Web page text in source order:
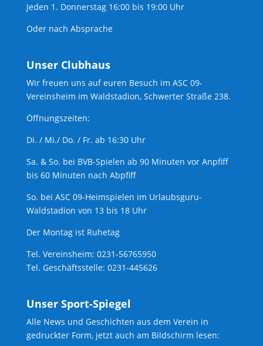
Jeden 1. Donnerstag 16:00 bis 19:00 Uhr
Oder nach Absprache
Unser Clubhaus
Wir freuen uns auf euren Besuch im ASC 09-
Vereinsheim im Waldstadion, Schwerter Straße 238.
Öffnungszeiten:
Di. / Mi./ Do. / Fr. ab 16:30 Uhr
Sa. & So. bei BVB-Spielen ab 90 Minuten vor Anpfiff
bis 60 Minuten nach Abpfiff
So. bei ASC 09-Heimspielen im Urlaubsguru-
Waldstadion von 13 bis 18 Uhr
Der Montag ist Ruhetag
Tel. Vereinsheim: 0231-56765950
Tel. Geschäftsstelle: 0231-445626
Unser Sport-Spiegel
Alle News und Geschichten aus dem Verein in
gedruckter Form, jetzt auch am Bildschirm lesen: